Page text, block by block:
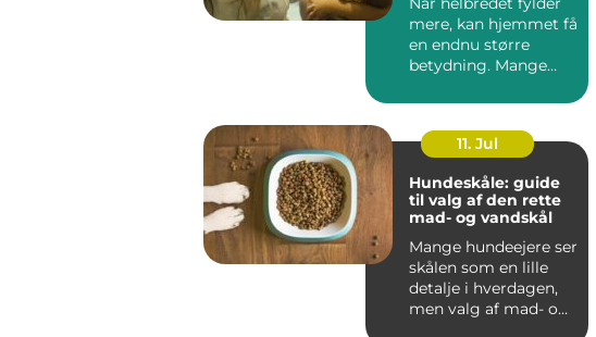
mere, kan hjemmet få
en endnu større
betydning. Mange
be...
11. Jul
Hundeskåle: guide
til valg af den rette
mad- og vandskål
Mange hundeejere ser
skålen som en lille
detalje i hverdagen,
men valg af mad- og